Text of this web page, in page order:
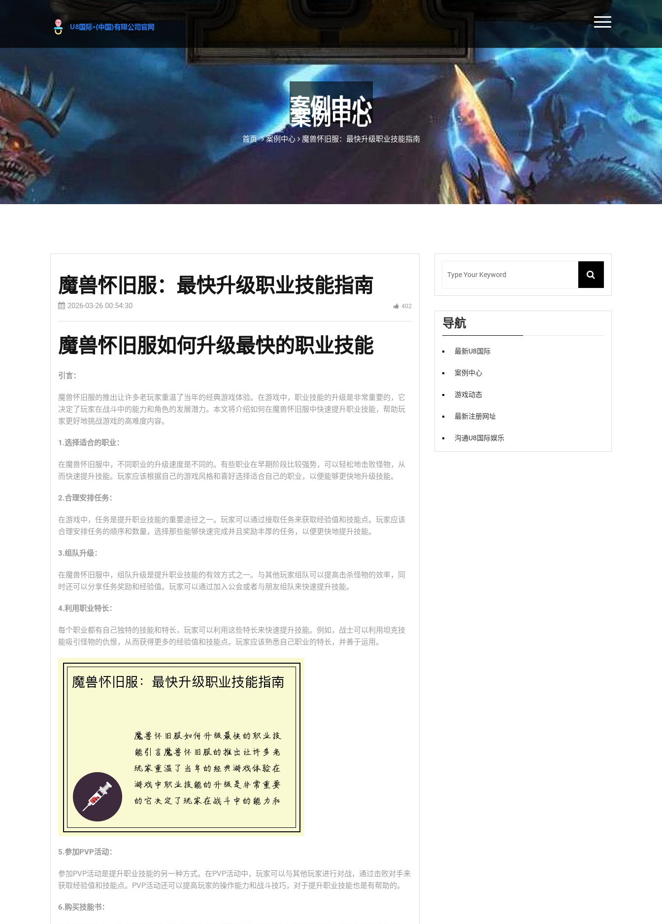
案例中心
首页 案例中心 魔兽怀旧服：最快升级职业技能指南
魔兽怀旧服：最快升级职业技能指南
2026-03-26 00:54:30 402
魔兽怀旧服如何升级最快的职业技能
引言：
魔兽怀旧服的推出让许多老玩家重温了当年的经典游戏体验。在游戏中，职业技能的升级是非常重要的，它
决定了玩家在战斗中的能力和角色的发展潜力。本文将介绍如何在魔兽怀旧服中快速提升职业技能，帮助玩
家更好地挑战游戏的高难度内容。
1.选择适合的职业：
在魔兽怀旧服中，不同职业的升级速度是不同的。有些职业在早期阶段比较强势，可以轻松地击败怪物，从
而快速提升技能。玩家应该根据自己的游戏风格和喜好选择适合自己的职业，以便能够更快地升级技能。
2.合理安排任务：
在游戏中，任务是提升职业技能的重要途径之一。玩家可以通过接取任务来获取经验值和技能点。玩家应该
合理安排任务的顺序和数量，选择那些能够快速完成并且奖励丰厚的任务，以便更快地提升技能。
3.组队升级：
在魔兽怀旧服中，组队升级是提升职业技能的有效方式之一。与其他玩家组队可以提高击杀怪物的效率，同
时还可以分享任务奖励和经验值。玩家可以通过加入公会或者与朋友组队来快速提升技能。
4.利用职业特长：
每个职业都有自己独特的技能和特长，玩家可以利用这些特长来快速提升技能。例如，战士可以利用坦克技
能吸引怪物的仇恨，从而获得更多的经验值和技能点。玩家应该熟悉自己职业的特长，并善于运用。
5.参加PVP活动：
参加PVP活动是提升职业技能的另一种方式。在PVP活动中，玩家可以与其他玩家进行对战，通过击败对手来
获取经验值和技能点。PVP活动还可以提高玩家的操作能力和战斗技巧，对于提升职业技能也是有帮助的。
6.购买技能书：
导航
最新U8国际
案例中心
游戏动态
最新注册网址
沟通U8国际娱乐